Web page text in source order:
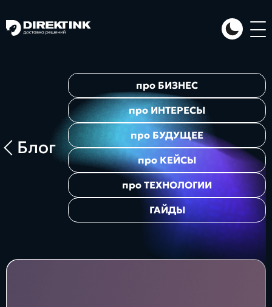
Направления
Web System
Проекты
Блог
про БИЗНЕС
про ИНТЕРЕСЫ
про БУДУЩЕЕ
про КЕЙСЫ
проТЕХНОЛОГИИ
ГАЙДЫ